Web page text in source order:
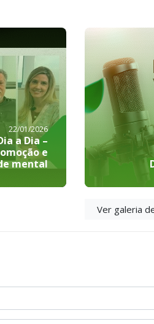
22/01/2026
a Dia –
e
mental
Ver galeria